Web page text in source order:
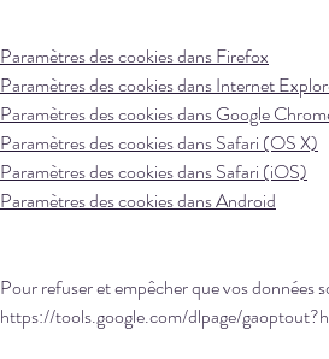
Paramètres des cookies dans Firefox
Paramètres des cookies dans Internet
Paramètres des cookies dans Google
Paramètres des cookies dans Safari (OS X)
Paramètres des cookies dans Safari (iOS)
Paramètres des cookies dans Android
Pour refuser et empêcher que vos données
https://tools.google.com/dlpage/